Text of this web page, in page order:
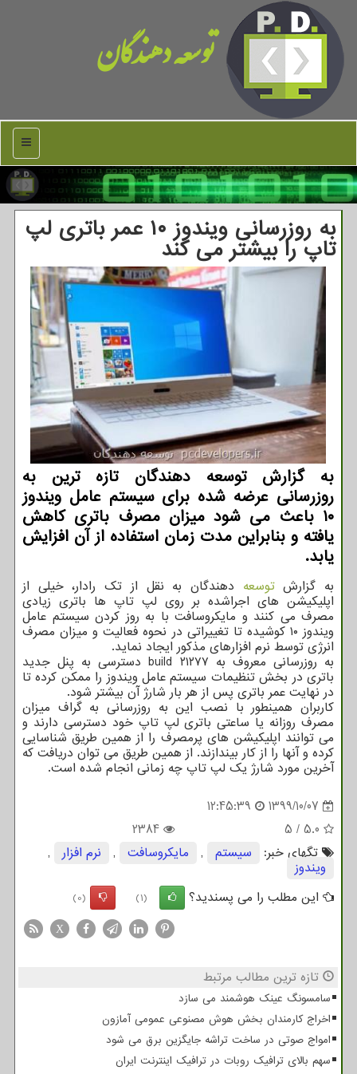
توسعه دهندگان
منو
به روزرسانی ویندوز ۱۰ عمر باتری لپ
تاپ را بیشتر می كند
به گزارش توسعه دهندگان تازه ترین به
روزرسانی عرضه شده برای سیستم عامل ویندوز
۱۰ باعث می شود میزان مصرف باتری کاهش
یافته و بنابراین مدت زمان استفاده از آن افزایش
یابد.
به گزارشتوسعه دهندگان به نقل از تک رادار، خیلی از
اپلیکیشن های اجراشده بر روی لپ تاپ ها باتری زیادی
مصرف می کنند و مایکروسافت با به روز کردن سیستم عامل
ویندوز ۱۰ کوشیده تا تغییراتی در نحوه فعالیت و میزان مصرف
انرژی توسط نرم افزارهای مذکور ایجاد نماید.
به روزرسانی معروف به build ۲۱۲۷۷ دسترسی به پنل جدید
باتری در بخش تنظیمات سیستم عامل ویندوز را ممکن کرده تا
در نهایت عمر باتری پس از هر بار شارژ آن بیشتر شود.
کاربران همینطور با نصب این به روزرسانی به گراف میزان
مصرف روزانه یا ساعتی باتری لپ تاپ خود دسترسی دارند و
می توانند اپلیکیشن های پرمصرف را از همین طریق شناسایی
کرده و آنها را از کار بیندازند. از همین طریق می توان دریافت که
آخرین مورد شارژ یک لپ تاپ چه زمانی انجام شده است.
1399/10/07
12:45:39
5.0
/
5
2384
تگهای خبر:
سیستم , مایكروسافت , نرم افزار ,
ویندوز
این مطلب را می پسندید؟
(1)
(0)
X
تازه ترین مطالب مرتبط
سامسونگ عینک هوشمند می سازد
اخراج کارمندان بخش هوش مصنوعی عمومی آمازون
امواج صوتی در ساخت تراشه جایگزین برق می شود
سهم بالای ترافیک روبات در ترافیک اینترنت ایران